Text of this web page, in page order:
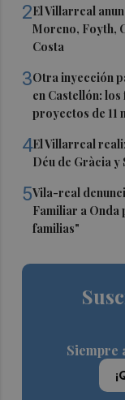
2El Villarreal
Moreno, Foyth,
Costa
3Otra inyección
en Castellón: los
proyectos de 11
4El Villarreal
Déu de Gràcia y
5Vila-real
Familiar a
familias"
Siempre